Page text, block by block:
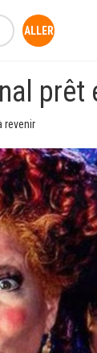
prêt
revenir